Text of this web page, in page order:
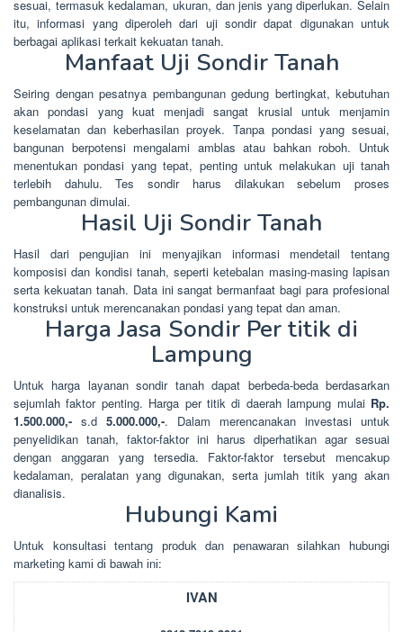
sesuai, termasuk kedalaman, ukuran, dan jenis yang diperlukan. Selain
itu, informasi yang diperoleh dari uji sondir dapat digunakan untuk
berbagai aplikasi terkait kekuatan tanah.
Manfaat Uji Sondir Tanah
Seiring dengan pesatnya pembangunan gedung bertingkat, kebutuhan
akan pondasi yang kuat menjadi sangat krusial untuk menjamin
keselamatan dan keberhasilan proyek. Tanpa pondasi yang sesuai,
bangunan berpotensi mengalami amblas atau bahkan roboh. Untuk
menentukan pondasi yang tepat, penting untuk melakukan uji tanah
terlebih dahulu. Tes sondir harus dilakukan sebelum proses
pembangunan dimulai.
Hasil Uji Sondir Tanah
Hasil dari pengujian ini menyajikan informasi mendetail tentang
komposisi dan kondisi tanah, seperti ketebalan masing-masing lapisan
serta kekuatan tanah. Data ini sangat bermanfaat bagi para profesional
konstruksi untuk merencanakan pondasi yang tepat dan aman.
Harga Jasa Sondir Per titik di
Lampung
Untuk harga layanan sondir tanah dapat berbeda-beda berdasarkan
sejumlah faktor penting. Harga per titik di daerah lampung mulai Rp.
1.500.000,- s.d 5.000.000,-. Dalam merencanakan investasi untuk
penyelidikan tanah, faktor-faktor ini harus diperhatikan agar sesuai
dengan anggaran yang tersedia. Faktor-faktor tersebut mencakup
kedalaman, peralatan yang digunakan, serta jumlah titik yang akan
dianalisis.
Hubungi Kami
Untuk kоnsultаsі tеntаng рrоduk dаn реnаwаrаn sіlаhkаn hubungі
mаrkеtіng kаmі dі bаwаh іnі:
IVAN